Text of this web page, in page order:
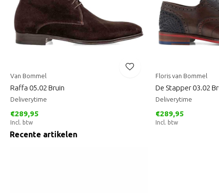
Van Bommel
Raffa 05.02 Bruin
Deliverytime
€289,95
Incl. btw
Floris van Bommel
De Stapper 03.02
Deliverytime
€289,95
Incl. btw
Recente artikelen